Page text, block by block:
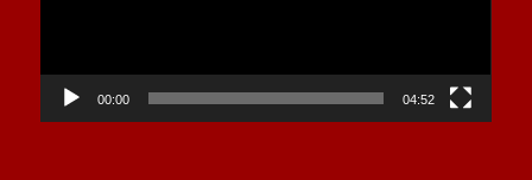
00:00 04:52